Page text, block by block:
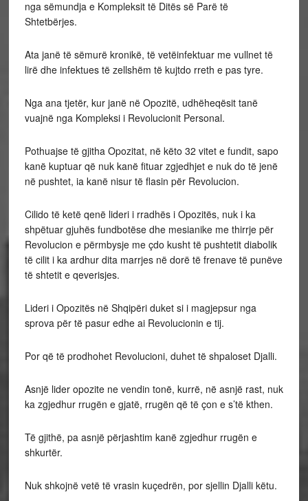
nga sëmundja e Kompleksit të Ditës së Parë të
Shtetbërjes.
Ata janë të sëmurë kronikë, të vetëinfektuar me vullnet të
lirë dhe infektues të zellshëm të kujtdo rreth e pas tyre.
Nga ana tjetër, kur janë në Opozitë, udhëheqësit tanë
vuajnë nga Kompleksi i Revolucionit Personal.
Pothuajse të gjitha Opozitat, në këto 32 vitet e fundit, sapo
kanë kuptuar që nuk kanë fituar zgjedhjet e nuk do të jenë
në pushtet, ia kanë nisur të flasin për Revolucion.
Cilido të ketë qenë lideri i rradhës i Opozitës, nuk i ka
shpëtuar gjuhës fundbotëse dhe mesianike me thirrje për
Revolucion e përmbysje me çdo kusht të pushtetit diabolik
të cilit i ka ardhur dita marrjes në dorë të frenave të punëve
të shtetit e qeverisjes.
Lideri i Opozitës në Shqipëri duket si i magjepsur nga
sprova për të pasur edhe ai Revolucionin e tij.
Por që të prodhohet Revolucioni, duhet të shpaloset Djalli.
Asnjë lider opozite ne vendin tonë, kurrë, në asnjë rast, nuk
ka zgjedhur rrugën e gjatë, rrugën që të çon e s’të kthen.
Të gjithë, pa asnjë përjashtim kanë zgjedhur rrugën e
shkurtër.
Nuk shkojnë vetë të vrasin kuçedrën, por sjellin Djalli këtu.